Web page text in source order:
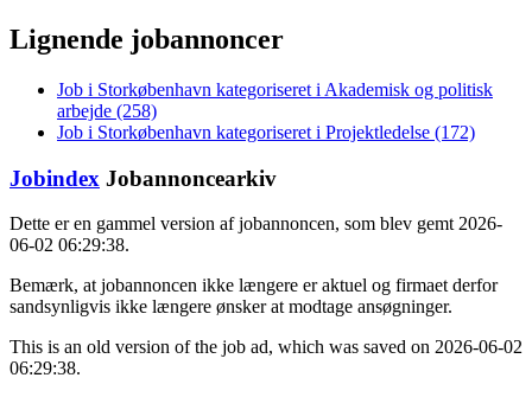
Lignende jobannoncer
Job i Storkøbenhavn kategoriseret i Akademisk og politisk
arbejde (258)
Job i Storkøbenhavn kategoriseret i Projektledelse (172)
Jobindex Jobannoncearkiv
Dette er en gammel version af jobannoncen, som blev gemt 2026-
06-02 06:29:38.
Bemærk, at jobannoncen ikke længere er aktuel og firmaet derfor
sandsynligvis ikke længere ønsker at modtage ansøgninger.
This is an old version of the job ad, which was saved on 2026-06-02
06:29:38.